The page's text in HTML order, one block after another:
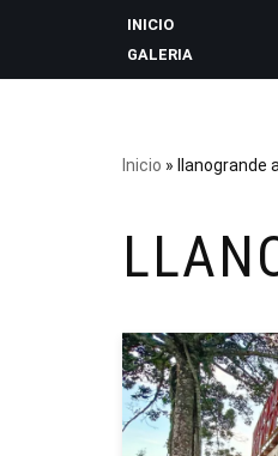
INICIO
GALERIA
Inicio » llanogrande